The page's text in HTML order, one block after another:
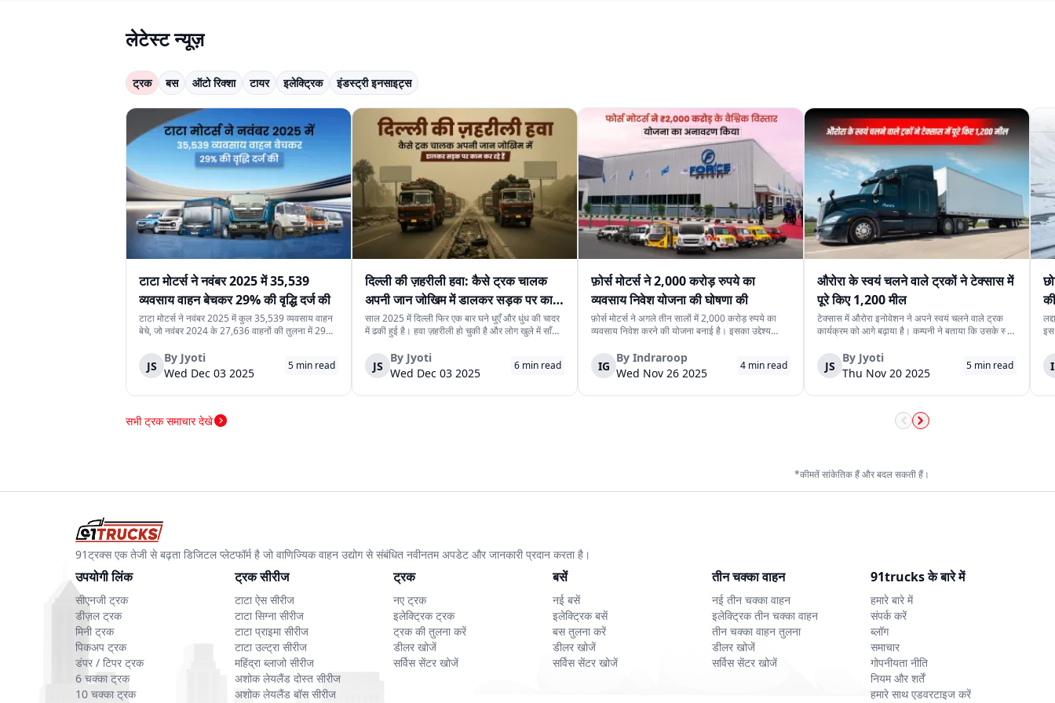
लेटेस्ट न्यूज़
ट्रक बस ऑटो रिक्शा टायर इलेक्ट्रिक इंडस्ट्री इनसाइट्स
टाटा मोटर्स ने नवंबर 2025 में 35,539
व्यवसाय वाहन बेचकर 29% की वृद्धि दर्ज की
टाटा मोटर्स ने नवंबर 2025 में कुल 35,539 व्यवसाय वाहन
बेचे, जो नवंबर 2024 के 27,636 वाहनों की तुलना में 29%
कंपनी की विविध व्यवसाय वाहन श्रृंखला को दर्शाती है। घरेलू
बिक्री 32,753 वाहन रह...
JS
By Jyoti
Wed Dec 03 2025
5 min read
दिल्ली की ज़हरीली हवा: कैसे ट्रक चालक
अपनी जान जोखिम में डालकर सड़क पर काम
कर रहे हैं
साल 2025 में दिल्ली फिर एक बार घने धुएँ और धुंध की चादर
में ढकी हुई है। हवा ज़हरीली हो चुकी है और लोग खुले में साँस
रोज़ाना सड़क पर उतरते हैं। उनका काम रुक नहीं सकता,
क्योंकि दिल्ली की रोज़मर्रा...
JS
By Jyoti
Wed Dec 03 2025
6 min read
फ़ोर्स मोटर्स ने 2,000 करोड़ रुपये का
व्यवसाय निवेश योजना की घोषणा की
फ़ोर्स मोटर्स ने अगले तीन सालों में 2,000 करोड़ रुपये का
व्यवसाय निवेश करने की योजना बनाई है। इसका उद्देश्य
को मजबूत करना है। कंपनी, जो लगातार दो तिमाहियों से ऋण
मुक्त है, इस धनराशि का इस्तेम...
IG
By Indraroop
Wed Nov 26 2025
4 min read
औरोरा के स्वयं चलने वाले ट्रकों ने टेक्सास में
पूरे किए 1,200 मील
टेक्सास में औरोरा इनोवेशन ने अपने स्वयं चलने वाले ट्रक
कार्यक्रम को आगे बढ़ाया है। कम्पनी ने बताया कि उसके स्वयं
की यात्रा बिना चालक के पूरी की। इस दौरान ट्रकों ने
वास्तविक सामान को चुने हुए ...
JS
By Jyoti
Thu Nov 20 2025
5 min read
और
सभी ट्रक समाचार देखे
*कीमतें सांकेतिक हैं और बदल सकती हैं।
91ट्रक्स एक तेजी से बढ़ता डिजिटल प्लेटफॉर्म है जो वाणिज्यिक वाहन उद्योग से संबंधित नवीनतम अपडेट और जानकारी प्रदान करता है।
उपयोगी लिंक
सीएनजी ट्रक
डीज़ल ट्रक
मिनी ट्रक
पिकअप ट्रक
डंपर / टिपर ट्रक
6 चक्का ट्रक
10 चक्का ट्रक
ट्रक सीरीज
टाटा ऐस सीरीज
टाटा सिग्ना सीरीज
टाटा प्राइमा सीरीज
टाटा उल्ट्रा सीरीज
महिंद्रा ब्लाजो सीरीज
अशोक लेयलैंड दोस्त सीरीज
अशोक लेयलैंड बॉस सीरीज
ट्रक
नए ट्रक
इलेक्ट्रिक ट्रक
ट्रक की तुलना करें
डीलर खोजें
सर्विस सेंटर खोजें
बसें
नई बसें
इलेक्ट्रिक बसें
बस तुलना करें
डीलर खोजें
सर्विस सेंटर खोजें
तीन चक्का वाहन
नई तीन चक्का वाहन
इलेक्ट्रिक तीन चक्का वाहन
तीन चक्का वाहन तुलना
डीलर खोजें
सर्विस सेंटर खोजें
91trucks के बारे में
हमारे बारे में
संपर्क करें
ब्लॉग
समाचार
गोपनीयता नीति
नियम और शर्तें
हमारे साथ एडवरटाइज करें